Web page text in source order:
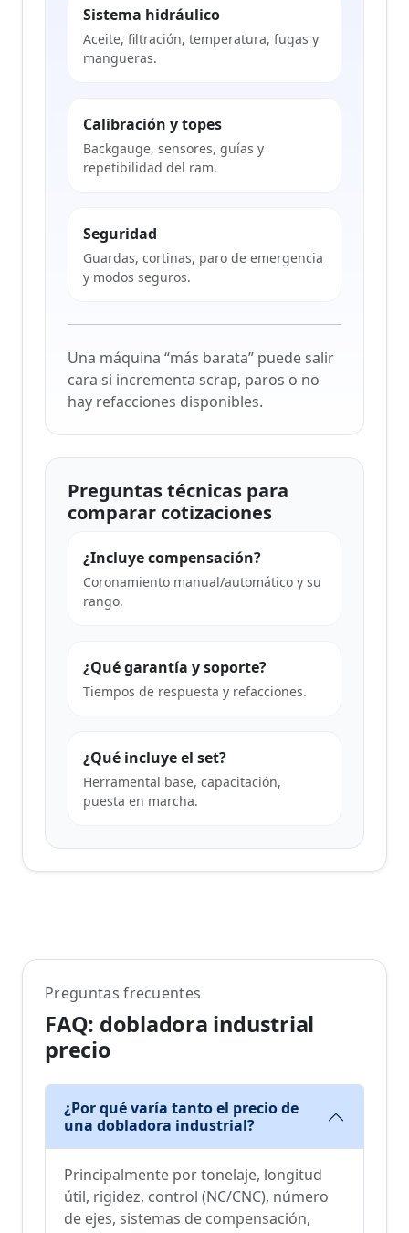
Sistema hidráulico
Aceite, filtración, temperatura, fugas y
mangueras.
Calibración y topes
Backgauge, sensores, guías y
repetibilidad del ram.
Seguridad
Guardas, cortinas, paro de emergencia
y modos seguros.
Una máquina “más barata” puede salir
cara si incrementa scrap, paros o no
hay refacciones disponibles.
Preguntas técnicas para
comparar cotizaciones
¿Incluye compensación?
Coronamiento manual/automático y su
rango.
¿Qué garantía y soporte?
Tiempos de respuesta y refacciones.
¿Qué incluye el set?
Herramental base, capacitación,
puesta en marcha.
Preguntas frecuentes
FAQ: dobladora industrial
precio
¿Por qué varía tanto el precio de
una dobladora industrial?
Principalmente por tonelaje, longitud
útil, rigidez, control (NC/CNC), número
de ejes, sistemas de compensación,